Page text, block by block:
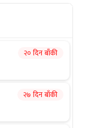
२० दिन बाँकी
२७ दिन बाँकी